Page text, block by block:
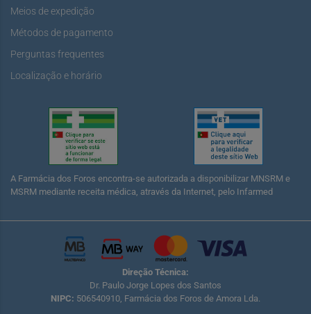
Meios de expedição
Métodos de pagamento
Perguntas frequentes
Localização e horário
A Farmácia dos Foros encontra-se autorizada a disponibilizar MNSRM e
MSRM mediante receita médica, através da Internet, pelo Infarmed
Direção Técnica:
Dr. Paulo Jorge Lopes dos Santos
NIPC: 506540910, Farmácia dos Foros de Amora Lda.